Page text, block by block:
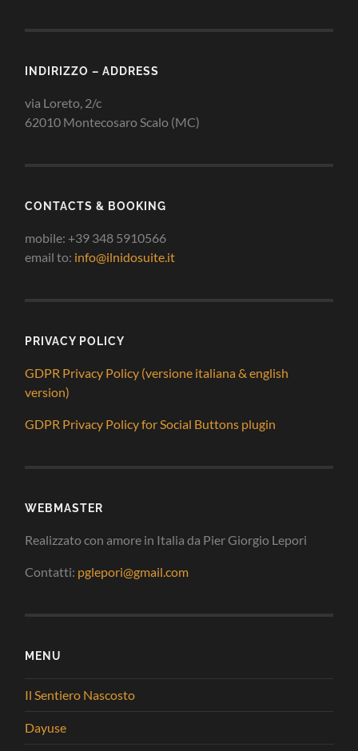
INDIRIZZO – ADDRESS
via Loreto, 2/c
62010 Montecosaro Scalo (MC)
CONTACTS & BOOKING
mobile: +39 348 5910566
email to: info@ilnidosuite.it
PRIVACY POLICY
GDPR Privacy Policy (versione italiana & english
version)
GDPR Privacy Policy for Social Buttons plugin
WEBMASTER
Realizzato con amore in Italia da Pier Giorgio Lepori
Contatti: pglepori@gmail.com
MENU
Il Sentiero Nascosto
Dayuse